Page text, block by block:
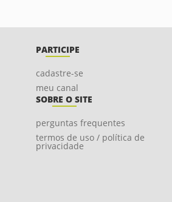
PARTICIPE
cadastre-se
meu canal
SOBRE O SITE
perguntas frequentes
termos de uso / política de
privacidade